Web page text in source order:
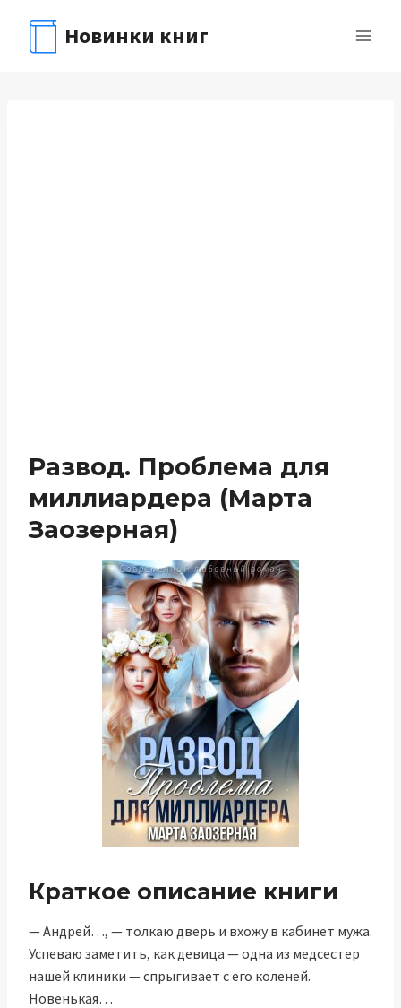
содержимому
Новинки книг
Развод. Проблема для
миллиардера (Марта
Заозерная)
Краткое описание книги
— Андрей…, — толкаю дверь и вхожу в кабинет мужа.
Успеваю заметить, как девица — одна из медсестер
нашей клиники — спрыгивает с его коленей.
Новенькая…